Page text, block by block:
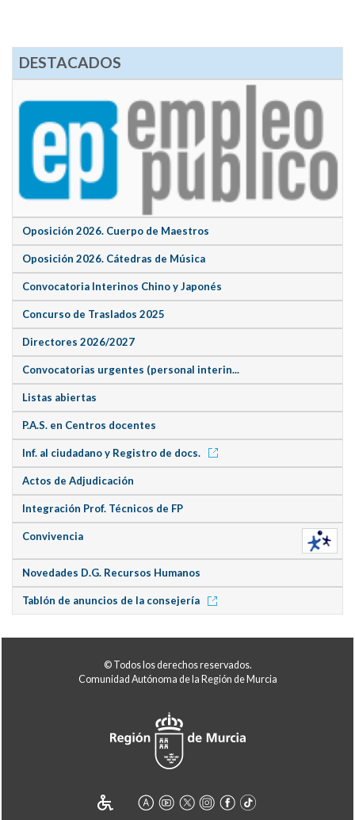
DESTACADOS
Oposición 2026. Cuerpo de Maestros
Oposición 2026. Cátedras de Música
Convocatoria Interinos Chino y Japonés
Concurso de Traslados 2025
Directores 2026/2027
Convocatorias urgentes (personal interin...
Listas abiertas
P.A.S. en Centros docentes
Inf. al ciudadano y Registro de docs.
Actos de Adjudicación
Integración Prof. Técnicos de FP
Convivencia
Novedades D.G. Recursos Humanos
Tablón de anuncios de la consejería
© Todos los derechos reservados.
Comunidad Autónoma de la Región de Murcia